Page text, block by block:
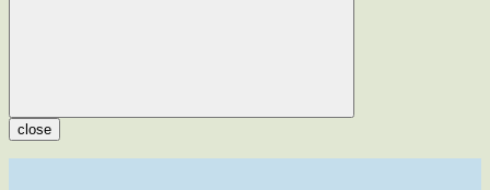
close